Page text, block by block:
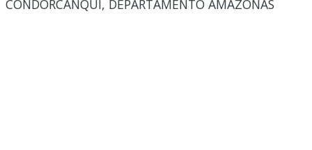
CONDORCANQUI, DEPARTAMENTO AMAZONAS